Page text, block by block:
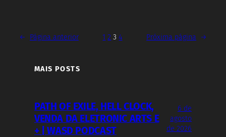
← Página anterior 1 2 3 4 Próxima página →
MAIS POSTS
PATH OF EXILE, HELL CLOCK,
VENDA DA ELETRONIC ARTS E
+ | WASD PODCAST
6 de
agosto
de 2026